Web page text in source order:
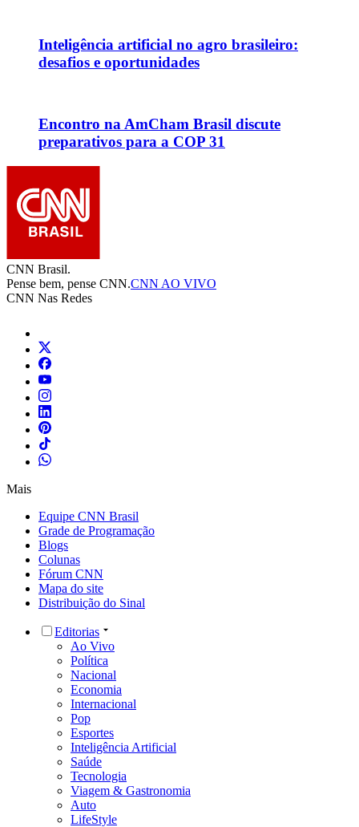
Inteligência artificial no agro brasileiro:
desafios e oportunidades
Encontro na AmCham Brasil discute
preparativos para a COP 31
CNN Brasil.
Pense bem, pense CNN.CNN AO VIVO
CNN Nas Redes
Mais
Equipe CNN Brasil
Grade de Programação
Blogs
Colunas
Fórum CNN
Mapa do site
Distribuição do Sinal
Editorias
Ao Vivo
Política
Nacional
Economia
Internacional
Pop
Esportes
Inteligência Artificial
Saúde
Tecnologia
Viagem & Gastronomia
Auto
LifeStyle